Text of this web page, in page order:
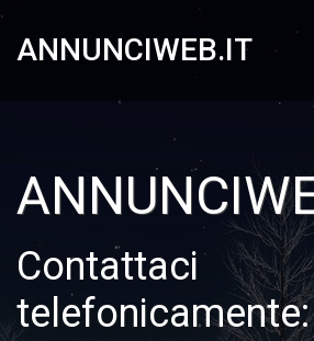
ANNUNCIWEB.IT
Contattaci
telefonicamente: